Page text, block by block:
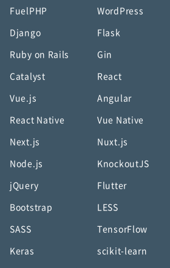
FuelPHP WordPress
Django Flask
Ruby on Rails Gin
Catalyst React
Vue.js Angular
React Native Vue Native
Next.js Nuxt.js
Node.js KnockoutJS
jQuery Flutter
Bootstrap LESS
SASS TensorFlow
Keras scikit-learn